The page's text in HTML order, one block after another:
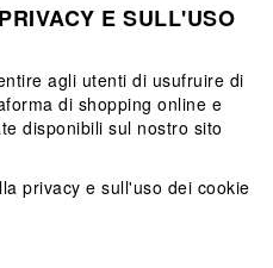
E SULL'USO
agli utenti di usufruire di
di shopping online e
disponibili sul nostro sito
privacy e sull'uso dei cookie